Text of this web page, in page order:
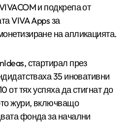
и подкрепа от
VIVA Apps за
на апликацията.
стартирал през
35 иновативни
от тях успяха да стигнат до
жури, включващо
фонда за начални